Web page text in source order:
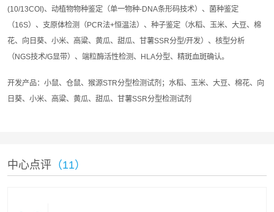
(10/13COI)、动植物物种鉴定（单一物种-DNA条形码技术）、菌种鉴定
（16S）、支原体检测（PCR法+恒温法）、种子鉴定（水稻、玉米、大豆、棉
花、向日葵、小米、高粱、黄瓜、甜瓜、甘薯SSR分型/开发）、核型分析
（NGS技术/G显带）、端粒酶活性检测、HLA分型、精斑血斑确认。
开发产品：小鼠、仓鼠、猴源STR分型检测试剂；水稻、玉米、大豆、棉花、向
日葵、小米、高粱、黄瓜、甜瓜、甘薯SSR分型检测试剂
中心点评 （11）